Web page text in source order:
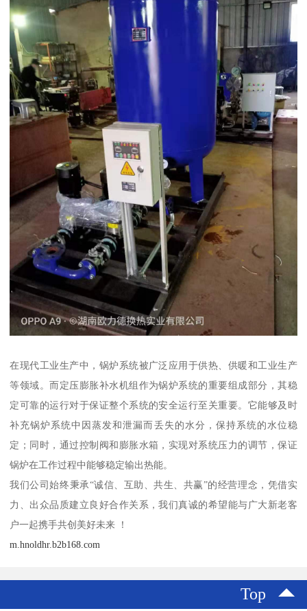
在现代工业生产中，锅炉系统被广泛应用于供热、供暖和工业生产
等领域。而定压膨胀补水机组作为锅炉系统的重要组成部分，其稳
定可靠的运行对于保证整个系统的安全运行至关重要。它能够及时
补充锅炉系统中因蒸发和泄漏而丢失的水分，保持系统的水位稳
定；同时，通过控制阀和膨胀水箱，实现对系统压力的调节，保证
锅炉在工作过程中能够稳定输出热能。
我们公司始终秉承“诚信、互助、共生、共赢”的经营理念，凭借实
力、出众品质建立良好合作关系，我们真诚的希望能与广大新老客
户一起携手共创美好未来 ！
m.hnoldhr.b2b168.com
Top